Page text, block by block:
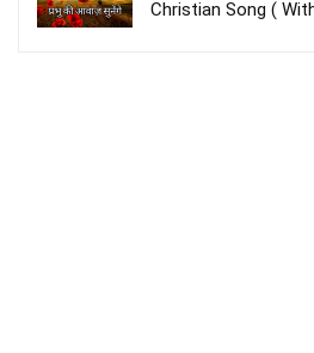
Christian Song (